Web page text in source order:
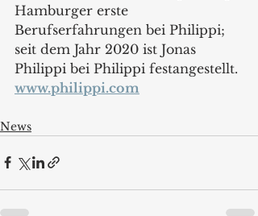
Hamburger erste
Berufserfahrungen bei Philippi;
seit dem Jahr 2020 ist Jonas
Philippi bei Philippi festangestellt.
www.philippi.com
News